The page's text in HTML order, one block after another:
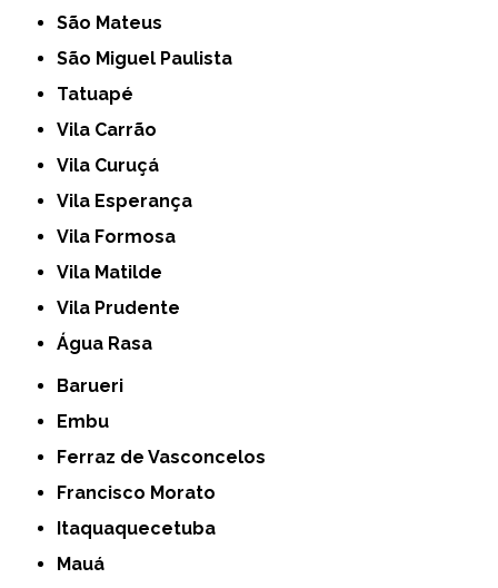
São Mateus
São Miguel Paulista
Tatuapé
Vila Carrão
Vila Curuçá
Vila Esperança
Vila Formosa
Vila Matilde
Vila Prudente
Água Rasa
Barueri
Embu
Ferraz de Vasconcelos
Francisco Morato
Itaquaquecetuba
Mauá